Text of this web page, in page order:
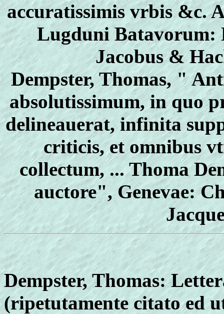
accuratissimis vrbis &c.
Lugduni Batavorum:
Jacobus &
Dempster, Thomas, "
absolutissimum, in quo
delineauerat, infinita
criticis, et omnibus
collectum, ... Thoma
auctore", Genevae:
Dempster, Thomas:
(ripetutamente citato ed